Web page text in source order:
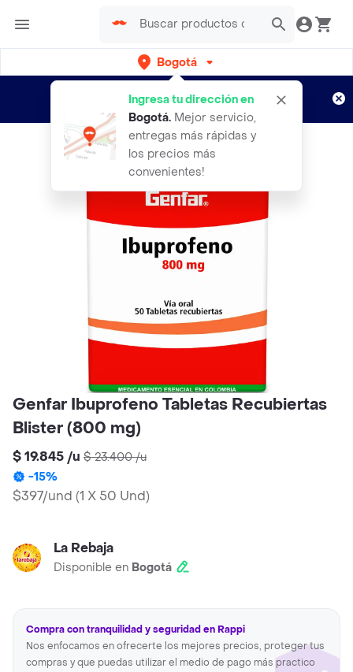
Bogotá
Ingresa tu dirección en
Bogotá. Mejor servicio,
entregas más rápidas y
los precios más
convenientes!
envíos gratis por semanas
Aplican TyC
Genfar Ibuprofeno Tabletas Recubiertas
Blister (800 mg)
$ 19.845 /u $ 23.400/u
-15%
$397/und (1 X 50 Und)
La Rebaja
Disponible en Bogotá
Compra con tranquilidad y seguridad en Rappi
Nos enfocamos en ofrecerte los mejores precios, proteger tus
compras y que puedas utilizar el medio de pago más practico